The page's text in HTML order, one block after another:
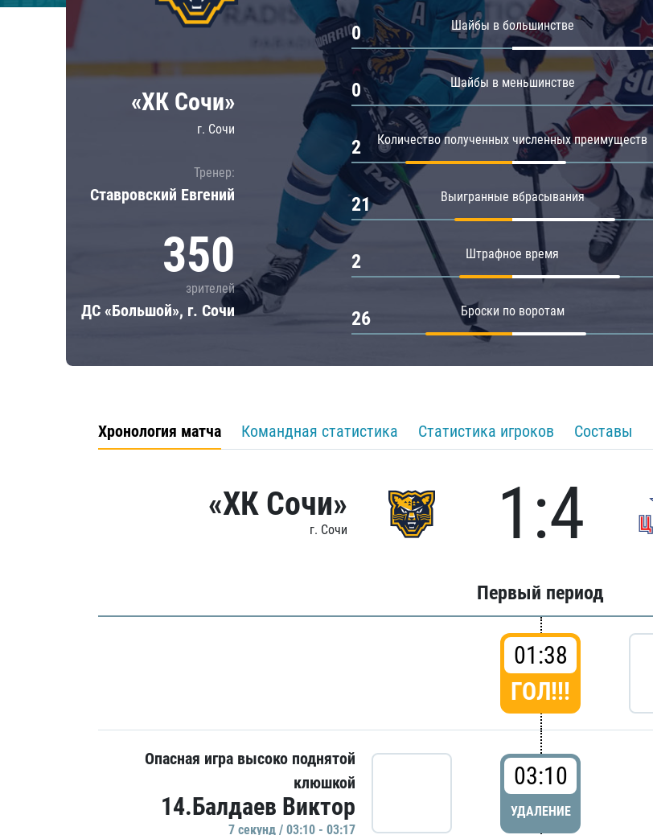
Локомотив
ЦСКА
Шанхайские Драконы
Амур
Барыс
Салават Юлаев
«ХК Сочи»
г. Сочи
Тренер:
Ставровский Евгений
350
зрителей
ДС «Большой», г. Сочи
Шайбы в большинстве
0
Шайбы в меньшинстве
0
Количество полученных численных преимуществ
2
Выигранные вбрасывания
21
Штрафное время
2
Броски по воротам
26
Хронология матча Командная статистика Статистика игроков Составы
«ХК Сочи»
г. Сочи 1:4
Первый период
01:38
ГОЛ!!!
Опасная игра высоко поднятой
клюшкой
14.Балдаев Виктор
7 секунд / 03:10 - 03:17
03:10
УДАЛЕНИЕ